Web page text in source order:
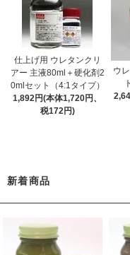
仕上げ用 ウレタンクリ
アー 主液80ml＋硬化剤2
0mlセット（4:1タイプ）
1,892円(本体1,720円、
税172円)
ウ
新着商品